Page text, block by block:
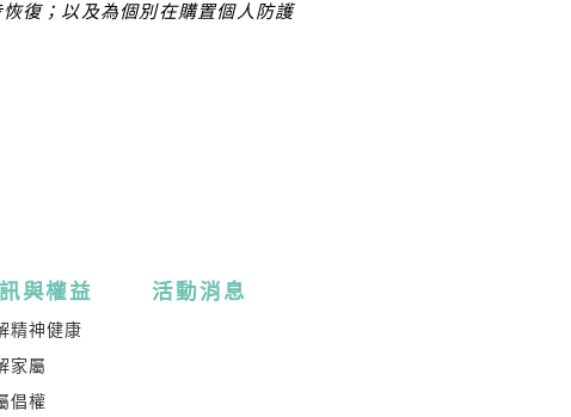
復；以及為個別在購置個人防護
與權益
精神健康
家屬
倡權
活動消息